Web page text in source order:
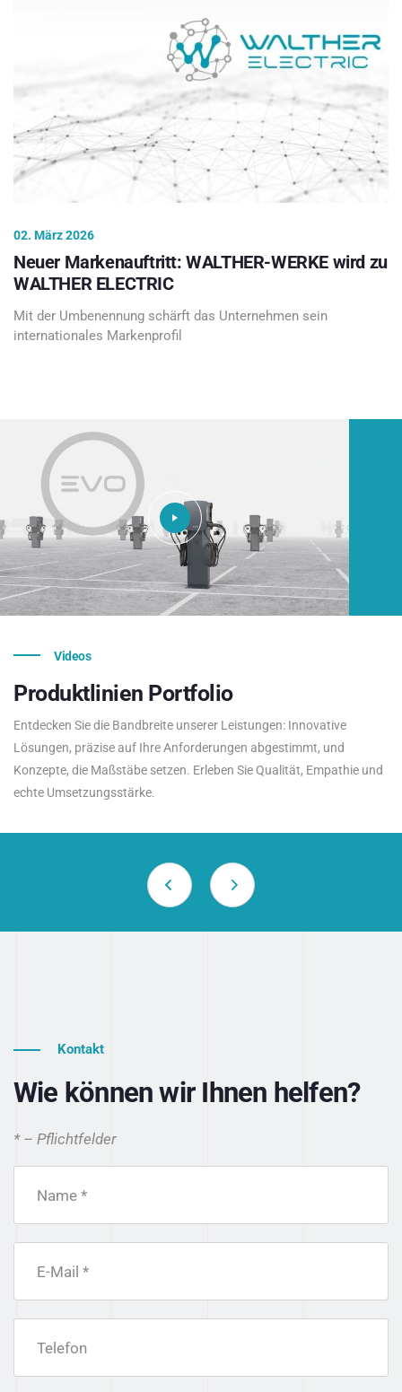
02. März 2026
Neuer Markenauftritt: WALTHER-WERKE wird zu
WALTHER ELECTRIC
Mit der Umbenennung schärft das Unternehmen sein
internationales Markenprofil
Videos
Produktlinien Portfolio
Entdecken Sie die Bandbreite unserer Leistungen: Innovative
Lösungen, präzise auf Ihre Anforderungen abgestimmt, und
Konzepte, die Maßstäbe setzen. Erleben Sie Qualität, Empathie und
echte Umsetzungsstärke.
Kontakt
Wie können wir Ihnen helfen?
* – Pflichtfelder
Name *
E-Mail *
Telefon